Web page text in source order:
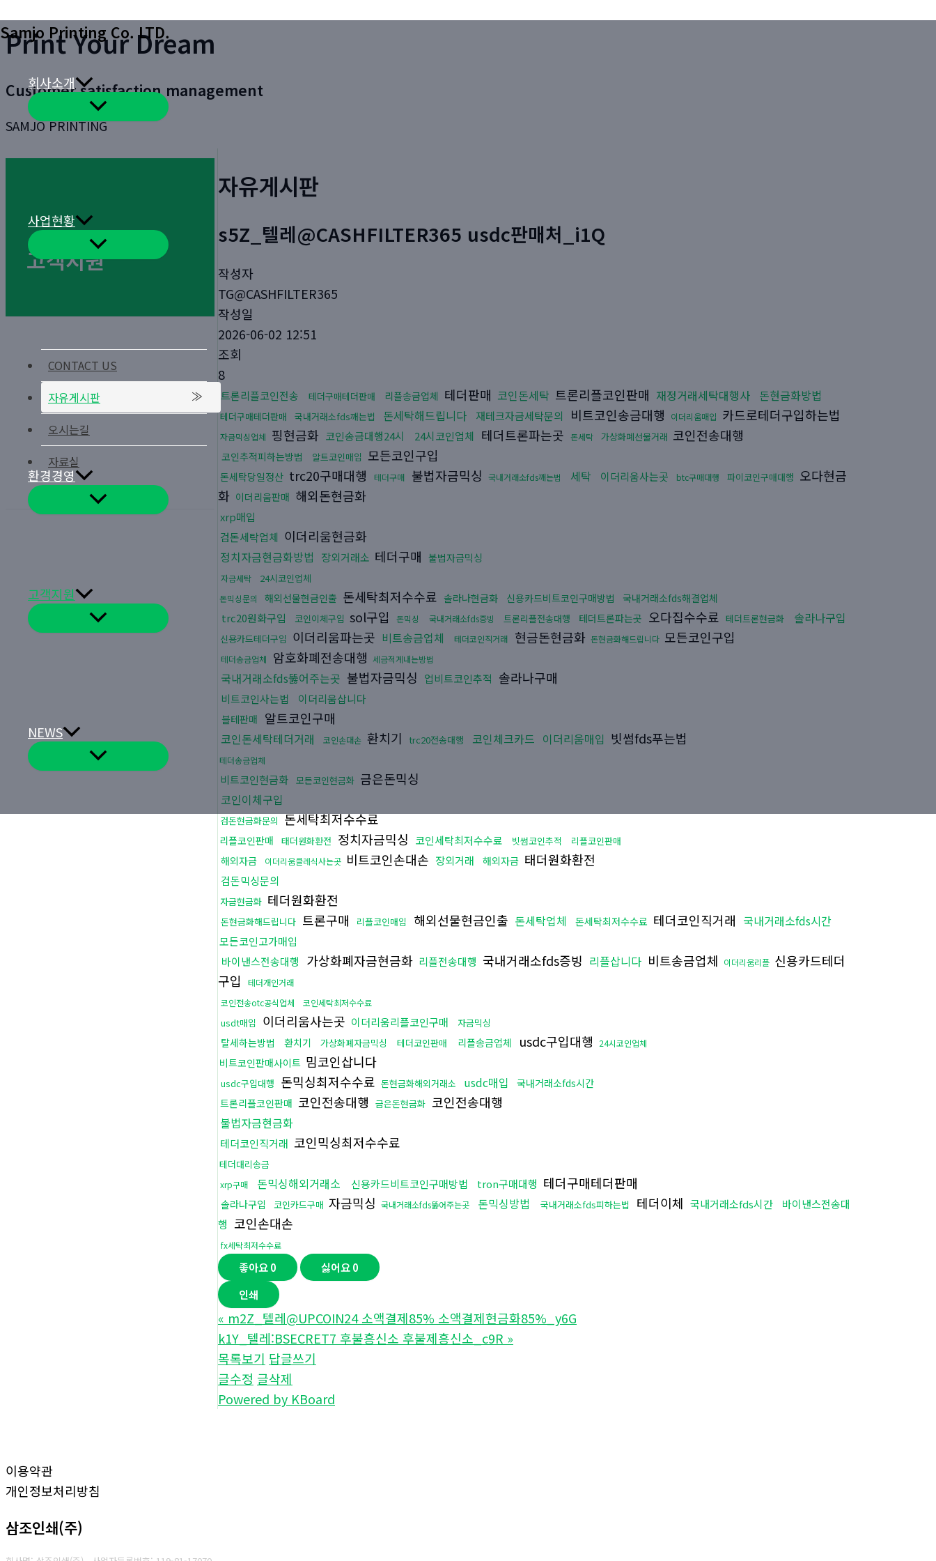
텐
츠
건
뛰
기
Samjo Printing Co. LTD.
회사소개
메
뉴
토
글
사업현황
메
뉴
토
글
환경경영
메
뉴
토
고객지원
메
뉴
토
NEWS
메
뉴
토
Print Your Dream
Customer satisfaction management
SAMJO PRINTING
고객지원
CONTACT US
자유게시판
오시는길
자료실
자유게시판
s5Z_텔레@CASHFILTER365 usdc판매처_i1Q
작성자
TG@CASHFILTER365
작성일
2026-06-02 12:51
조회
8
트론리플코인전송 테더구매테더판매 리플송금업체 테더판매 코인돈세탁 트론리플코인판매 재정거래세탁대행사 돈현금화방법
테더구매테더판매 국내거래소fds깨는법 돈세탁해드립니다 재테크자금세탁문의 비트코인송금대행 이더리움매입 카드로테더구입하는법
자금믹싱업체 핑현금화 코인송금대행24시 24시코인업체 테더트론파는곳 돈세탁 가상화폐선물거래 코인전송대행
코인추적피하는방법 알트코인매입 모든코인구입
돈세탁당일정산 trc20구매대행 테더구매 불법자금믹싱 국내거래소fds깨는법 세탁 이더리움사는곳 btc구매대행 파이코인구매대행 오다현금
화 이더리움판매 해외돈현금화
xrp매입
검돈세탁업체 이더리움현금화
정치자금현금화방법 장외거래소 테더구매 불법자금믹싱
자금세탁 24시코인업체
돈믹싱문의 해외선물현금인출 돈세탁최저수수료 솔라나현금화 신용카드비트코인구매방법 국내거래소fds해결업체
trc20원화구입 코인이체구입 sol구입 돈믹싱 국내거래소fds증빙 트론리플전송대행 테더트론파는곳 오다집수수료 테더트론현금화 솔라나구입
신용카드테더구입 이더리움파는곳 비트송금업체 테더코인직거래 현금돈현금화 돈현금화해드립니다 모든코인구입
테더송금업체 암호화폐전송대행 세금적게내는방법
국내거래소fds뚫어주는곳 불법자금믹싱 업비트코인추적 솔라나구매
비트코인사는법 이더리움삽니다
블테판매 알트코인구매
코인돈세탁테더거래 코인손대손 환치기 trc20전송대행 코인체크카드 이더리움매입 빗썸fds푸는법
테더송금업체
비트코인현금화 모든코인현금화 금은돈믹싱
코인이체구입
검돈현금화문의 돈세탁최저수수료
리플코인판매 태더원화환전 정치자금믹싱 코인세탁최저수수료 빗썸코인추적 리플코인판매
해외자금 이더리움클레식사는곳 비트코인손대손 장외거래 해외자금 태더원화환전
검돈믹싱문의
자금현금화 테더원화환전
돈현금화해드립니다 트론구매 리플코인매입 해외선물현금인출 돈세탁업체 돈세탁최저수수료 테더코인직거래 국내거래소fds시간
모든코인고가매입
바이낸스전송대행
가상화폐자금현금화 리플전송대행 국내거래소fds증빙 리플삽니다 비트송금업체 이더리움리플 신용카드테더
구입
테더개인거래
코인전송otc공식업체
코인세탁최저수수료
usdt매입 이더리움사는곳 이더리움리플코인구매 자금믹싱
탈세하는방법 환치기 가상화폐자금믹싱 테더코인판매 리플송금업체 usdc구입대행 24시코인업체
비트코인판매사이트 밈코인삽니다
usdc구입대행 돈믹싱최저수수료 돈현금화해외거래소 usdc매입
국내거래소fds시간
트론리플코인판매 코인전송대행 금은돈현금화 코인전송대행
불법자금현금화
테더코인직거래 코인믹싱최저수수료
테더대리송금
xrp구매 돈믹싱해외거래소 신용카드비트코인구매방법 tron구매대행 테더구매테더판매
솔라나구입 코인카드구매 자금믹싱 국내거래소fds뚫어주는곳 돈믹싱방법 국내거래소fds피하는법 테더이체 국내거래소fds시간
바이낸스전송대
행 코인손대손
fx세탁최저수수료
좋아요0 싫어요0
인쇄
« m2Z_텔레@UPCOIN24 소액결제85% 소액결제현금화85%_y6G
k1Y_텔레:BSECRET7 후불흥신소 후불제흥신소_c9R »
목록보기 답글쓰기
글수정 글삭제
Powered by KBoard
이용약관
개인정보처리방침
삼조인쇄(주)